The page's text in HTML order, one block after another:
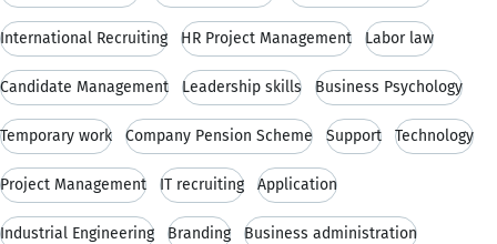
International Recruiting HR Project Management Labor law
Candidate Management Leadership skills Business Psychology
Temporary work Company Pension Scheme Support Technology
Project Management IT recruiting Application
Industrial Engineering Branding Business administration